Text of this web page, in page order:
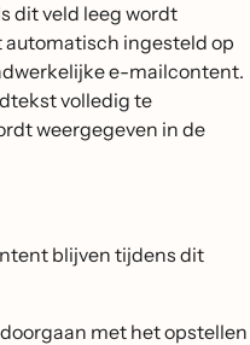
dit veld leeg wordt
ingesteld op
e-mailcontent.
volledig te
weergegeven in de
blijven tijdens dit
met het opstellen